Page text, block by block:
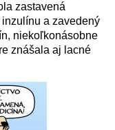
zastavená
ínu a zavedený
ín, niekoľkonásobne
znášala aj lacné